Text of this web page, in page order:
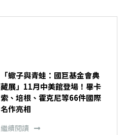
「蠍子與青蛙：國巨基金會典
藏展」11月中美館登場！畢卡
索、培根、霍克尼等66件國際
名作亮相
繼續閱讀